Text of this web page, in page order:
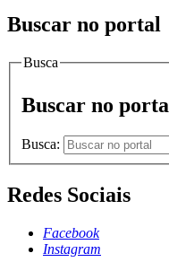
Buscar no portal
Busca
Buscar no
Busca:
Redes Sociais
Facebook
Instagram